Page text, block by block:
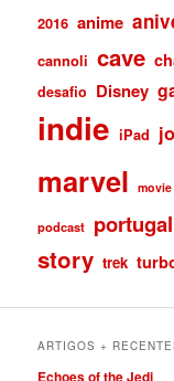
2016 anime
cannoli cave
desafio Disney
indie iPad
marvel movie
podcast portugal
story trek
ARTIGOS +
Echoes of the Jedi